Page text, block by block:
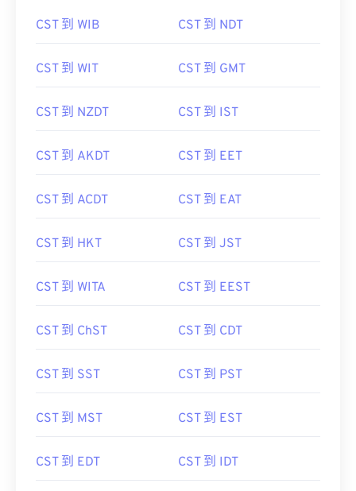
CST 到 WIB CST 到 NDT
CST 到 WIT CST 到 GMT
CST 到 NZDT CST 到 IST
CST 到 AKDT CST 到 EET
CST 到 ACDT CST 到 EAT
CST 到 HKT CST 到 JST
CST 到 WITA CST 到 EEST
CST 到 ChST CST 到 CDT
CST 到 SST CST 到 PST
CST 到 MST CST 到 EST
CST 到 EDT CST 到 IDT